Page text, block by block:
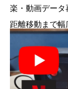
楽・動画デー
距離移動まで幅